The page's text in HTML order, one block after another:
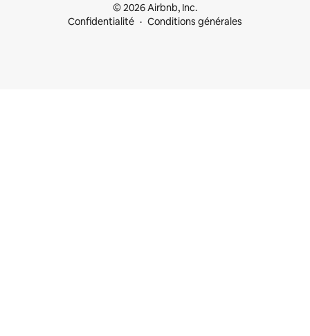
© 2026 Airbnb, Inc.
Confidentialité
Conditions générales